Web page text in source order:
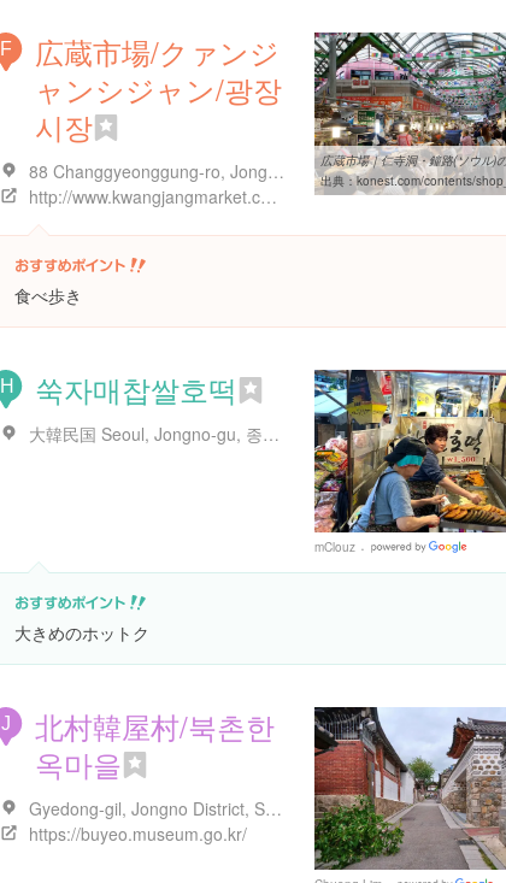
F
広蔵市場/クァンジ
ャンシジャン/광장
시장
88 Changgyeonggung-ro, Jongno District, Seoul, 大韓民国
http://www.kwangjangmarket.co.kr/ja/
出典：konest.com/contents/
食べ歩き
H 쑥자매찹쌀호떡
大韓民国 Seoul, Jongno-gu, 종로5.6가동 185-1
mClouz
Places
大きめのホットク
J
北村韓屋村/북촌한
옥마을
Gyedong-gil, Jongno District, Seoul, 大韓民国
https://buyeo.museum.go.kr/